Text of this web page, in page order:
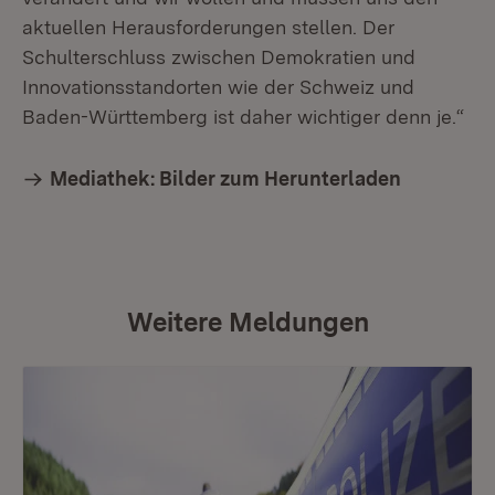
aktuellen Herausforderungen stellen. Der
Schulterschluss zwischen Demokratien und
Innovationsstandorten wie der Schweiz und
Baden-Württemberg ist daher wichtiger denn je.“
Mediathek: Bilder zum Herunterladen
Weitere Meldungen